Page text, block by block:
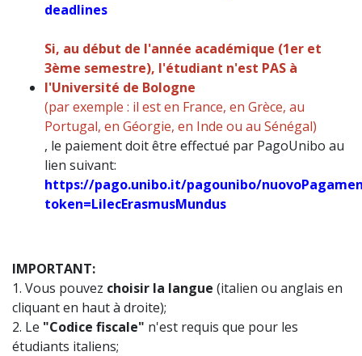
deadlines
Si, au début de l'année académique (1er et
3ème semestre), l'étudiant n'est PAS à
l'Université de Bologne
(par exemple : il est en France, en Grèce, au
Portugal, en Géorgie, en Inde ou au Sénégal)
, le paiement doit être effectué par PagoUnibo au
lien suivant:
https://pago.unibo.it/pagounibo/
token=LilecErasmusMundus
IMPORTANT:
1. Vous pouvez choisir la langue (italien ou anglais en
cliquant en haut à droite);
2. Le "Codice fiscale" n'est requis que pour les
étudiants italiens;